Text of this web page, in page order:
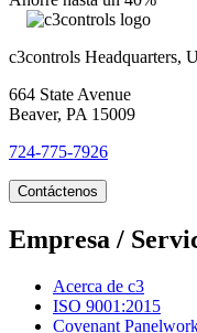
c3controls Headquarters,
664 State Avenue
Beaver, PA 15009
724-775-7926
Contáctenos
Empresa /
Acerca de c3
ISO 9001:2015
Covenant